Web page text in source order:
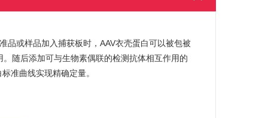
品或样品加入捕获板时，AAV衣壳蛋白可以被包被
随后添加可与生物素偶联的检测抗体相互作用的
准曲线实现精确定量。